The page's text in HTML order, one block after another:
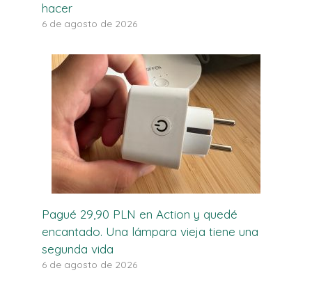
hacer
6 de agosto de 2026
Pagué 29,90 PLN en Action y quedé
encantado. Una lámpara vieja tiene una
segunda vida
6 de agosto de 2026